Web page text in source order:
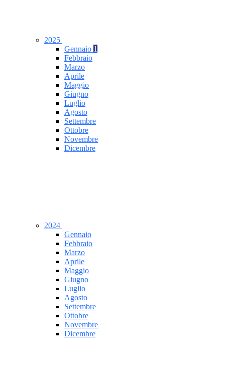
2025
Gennaio 1
Febbraio
Marzo
Aprile
Maggio
Giugno
Luglio
Agosto
Settembre
Ottobre
Novembre
Dicembre
2024
Gennaio
Febbraio
Marzo
Aprile
Maggio
Giugno
Luglio
Agosto
Settembre
Ottobre
Novembre
Dicembre